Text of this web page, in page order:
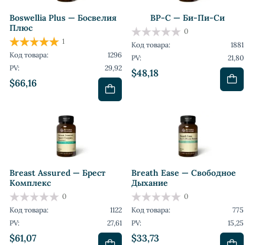
Boswellia Plus — Босвелия
Плюс
$66,16
1
Код товара:
1296
PV:
29,92
BP-C — Би-Пи-Си
$48,18
0
Код товара:
1881
PV:
21,80
Breast Assured — Брест
Комплекс
$61,07
0
Код товара:
1122
PV:
27,61
Breath Ease — Свободное
Дыхание
$33,73
0
Код товара:
775
PV:
15,25